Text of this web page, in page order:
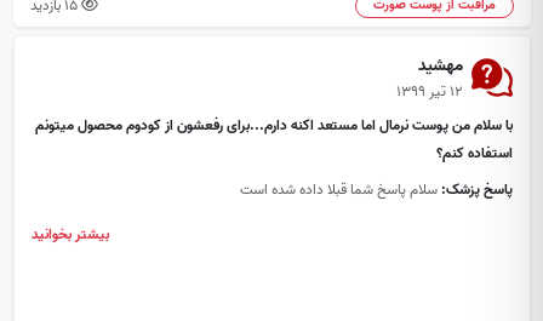
مراقبت از پوست صورت 15 بازدید
مهشید
۱۲ تیر ۱۳۹۹
با سلام من پوست نرمال اما مستعد اکنه دارم...برای رفعشون از کودوم محصول میتونم
استفاده کنم؟
پاسخ پزشک: سلام پاسخ شما قبلا داده شده است
بیشتر بخوانید